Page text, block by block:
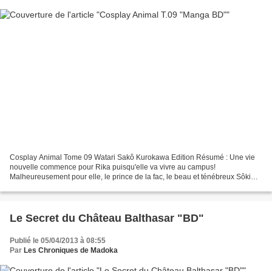
Cosplay Animal Tome 09 Watari Sakô Kurokawa Edition Résumé : Une vie
nouvelle commence pour Rika puisqu'elle va vivre au campus!
Malheureusement pour elle, le prince de la fac, le beau et ténébreux Sôki
Le Secret du Château Balthasar "BD"
Publié le 05/04/2013 à 08:55
Par Les Chroniques de Madoka